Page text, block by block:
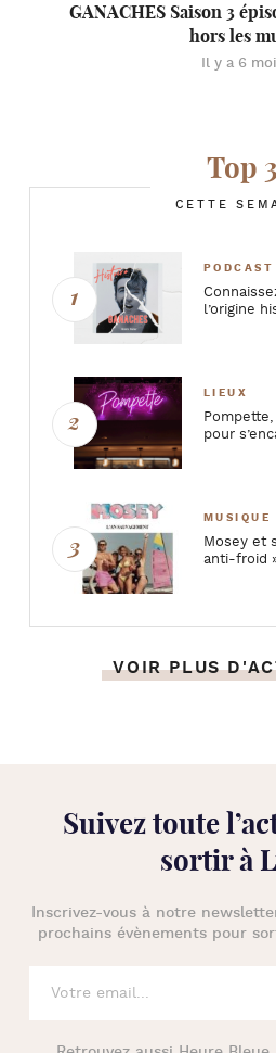
GANACHES Saison 3
hors les
Il y a 6
Top 3
CETTE
PODCAST
l’origine
LIEUX
pour
MUSIQUE
Mosey et
anti-froid
VOIR PLUS
Suivez toute l’
sortir à
Inscrivez-vous à notre
prochains évènements pour